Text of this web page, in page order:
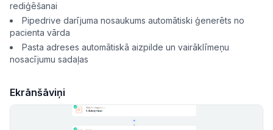
rediģēšanai
Pipedrive darījuma nosaukums automātiski ģenerēts no
pacienta vārda
Pasta adreses automātiskā aizpilde un vairāklīmeņu
nosacījumu sadaļas
Ekrānšāviņi